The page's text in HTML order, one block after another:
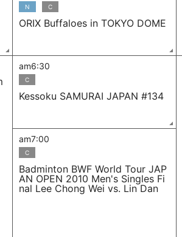
N C
ORIX Buffaloes in TOKYO DOME
am6:30
C
Kessoku SAMURAI JAPAN #134
am7:00
C
Badminton BWF World Tour JAP
AN OPEN 2010 Men's Singles Fi
nal Lee Chong Wei vs. Lin Dan